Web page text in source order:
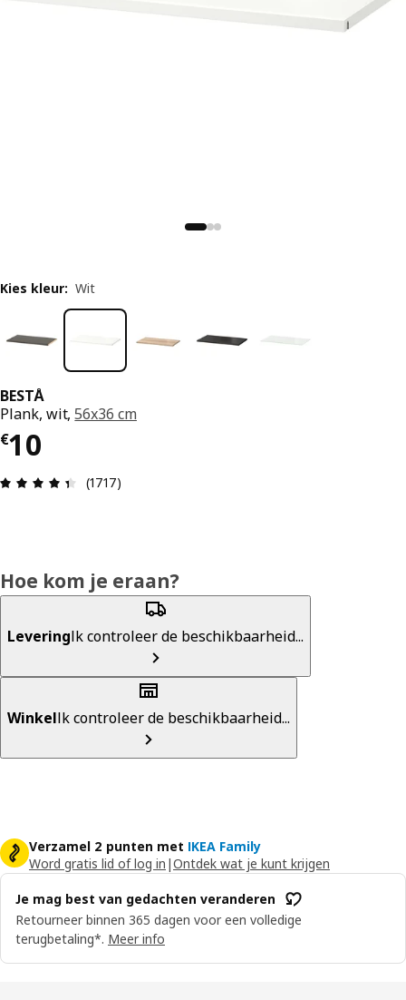
BESTÅ
Plank, wit,56x36 cm
€10
€ 10
Beoordeling: 4.4 van 5 sterren. Totaal
(1717)
Kies kleur: Wit
Hoe kom je eraan?
LeveringIk controleer de beschikbaarheid...
WinkelIk controleer de beschikbaarheid...
Verzamel 2 punten met IKEA Family
Word gratis lid of log in |Ontdek wat je kunt krijgen
Je mag best van gedachten veranderen
Retourneer binnen 365 dagen voor een volledige
terugbetaling*. Meer info